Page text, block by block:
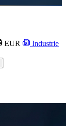
EUR
Industrie